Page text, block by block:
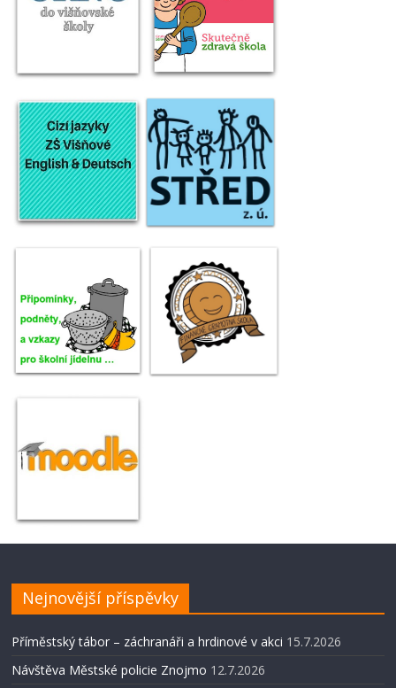
Nejnovější příspěvky
Příměstský tábor – záchranáři a hrdinové v akci 15.7.2026
Návštěva Městské policie Znojmo 12.7.2026